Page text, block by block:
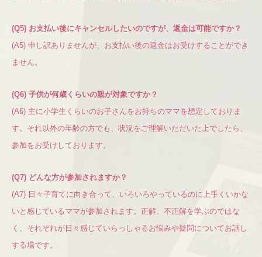
(Q5) お支払い後にキャンセルしたいのですが、返金は可能ですか？
(A5) 申し訳ありませんが、お支払い後の返金はお受けすることができ
ません。
(Q6) 子供が何歳くらいの親が対象ですか？
(A6) 主に小学生くらいのお子さんをお持ちのママを想定しておりま
す。それ以外の年齢の方でも、状況をご理解いただいた上でしたら、
参加をお受けしております。
(Q7) どんな方が参加されますか？
(A7) 日々子育てに向き合って、いろいろやっているのに上手くいかな
いと感じているママが参加されます。正解、不正解を学ぶのではな
く、それぞれが日々感じていらっしゃるお悩みや疑問についてお話し
する場です。